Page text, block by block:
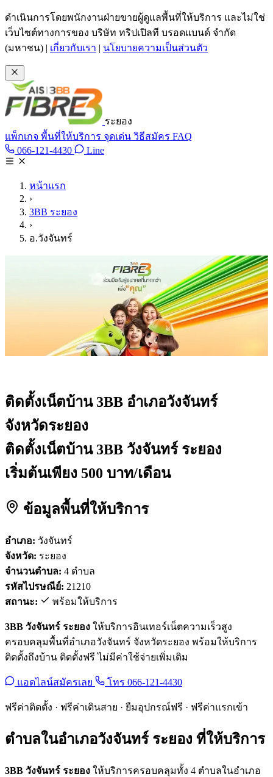
ข้ามไปเนื้อหาหลัก
ดำเนินการโดยพนักงานฝ่ายขายผู้ดูแลพื้นที่ให้บริการ และไม่ใช่
เว็บไซต์ทางการของ บริษัท ทริปเปิลที บรอดแบนด์ จำกัด
(มหาชน) | เกี่ยวกับเรา | นโยบายความเป็นส่วนตัว
ระยอง
แพ็กเกจ พื้นที่ให้บริการ จุดเด่น วิธีสมัคร FAQ
066-121-4430 โทร 066-121-4430
LineLine @tan3bb
หน้าแรก
›
3BB ระยอง
›
อ.วังจันทร์
ติดตั้งเน็ตบ้าน 3BB อำเภอวังจันทร์
จังหวัดระยอง
ติดตั้งเน็ตบ้าน 3BB วังจันทร์ ระยอง
เริ่มต้นเพียง 500 บาท/เดือน
ข้อมูลพื้นที่ให้บริการ
อำเภอ: วังจันทร์
จังหวัด: ระยอง
จำนวนตำบล: 4 ตำบล
รหัสไปรษณีย์: 21210
สถานะ:
พร้อมให้บริการ
3BB วังจันทร์ ระยอง ให้บริการอินเทอร์เน็ตความเร็วสูง
ครอบคลุมพื้นที่อำเภอวังจันทร์ จังหวัดระยอง พร้อมให้บริการ
ติดตั้งถึงบ้าน ติดตั้งฟรี ไม่มีค่าใช้จ่ายเพิ่มเติม
แอดไลน์สมัครเลย โทร 066-121-4430
ฟรีค่าติดตั้ง · ฟรีค่าเดินสาย · ยืมอุปกรณ์ฟรี · ฟรีค่าแรกเข้า
ตำบลในอำเภอวังจันทร์ ระยอง ที่ให้บริการ
3BB วังจันทร์ ระยอง ให้บริการครอบคลุมทั้ง 4 ตำบลในอำเภอ